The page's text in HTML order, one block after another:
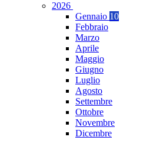
2026
Gennaio 10
Febbraio
Marzo
Aprile
Maggio
Giugno
Luglio
Agosto
Settembre
Ottobre
Novembre
Dicembre